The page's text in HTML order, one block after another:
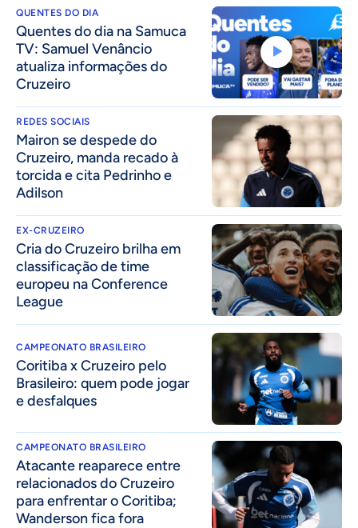
QUENTES DO DIA
Quentes do dia na Samuca
TV: Samuel Venâncio
atualiza informações do
Cruzeiro
REDES SOCIAIS
Mairon se despede do
Cruzeiro, manda recado à
torcida e cita Pedrinho e
Adilson
EX-CRUZEIRO
Cria do Cruzeiro brilha em
classificação de time
europeu na Conference
League
CAMPEONATO BRASILEIRO
Coritiba x Cruzeiro pelo
Brasileiro: quem pode jogar
e desfalques
CAMPEONATO BRASILEIRO
Atacante reaparece entre
relacionados do Cruzeiro
para enfrentar o Coritiba;
Wanderson fica fora